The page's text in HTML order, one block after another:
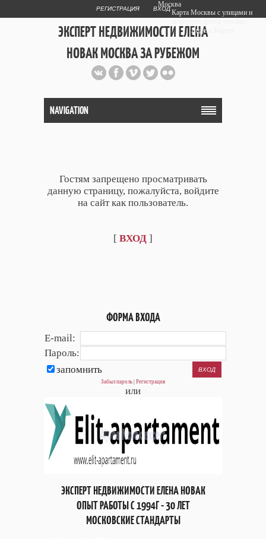
РЕГИСТРАЦИЯ ВХОД
ЭКСПЕРТ НЕДВИЖИМОСТИ ЕЛЕНА
НОВАК МОСКВА ЗА РУБЕЖОМ
Публичный сайт эксперта автора
web дизайнера+7 903 708 1884
NAVIGATION
Гостям запрещено просматривать
данную страницу, пожалуйста, войдите
на сайт как пользователь.
[ ВХОД ]
ФОРМА ВХОДА
E-mail:
Пароль:
запомнить
Забыл пароль Регистрация
или
ЭКСПЕРТ НЕДВИЖИМОСТИ ЕЛЕНА НОВАК
ОПЫТ РАБОТЫ С 1994Г - 30 ЛЕТ
МОСКОВСКИЕ СТАНДАРТЫ
Москва
Карта Москвы с улицами и
Яндекс.Карты